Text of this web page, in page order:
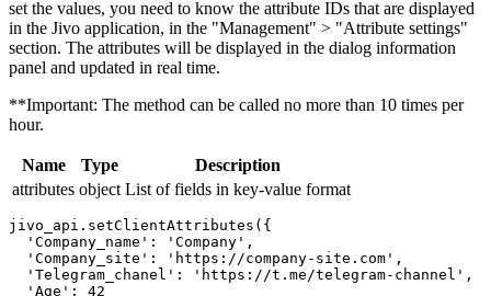
set the values, you need to know the attribute IDs that are displayed
in the Jivo application, in the "Management" > "Attribute settings"
section. The attributes will be displayed in the dialog information
panel and updated in real time.
**Important: The method can be called no more than 10 times per
hour.
Name Type
Description
attributes object List of fields in key-value format
jivo_api.setClientAttributes({
  'Company_name': 'Company',
  'Company_site': 'https://company-site.com',
  'Telegram_chanel': 'https://t.me/telegram-channel',
  'Age': 42